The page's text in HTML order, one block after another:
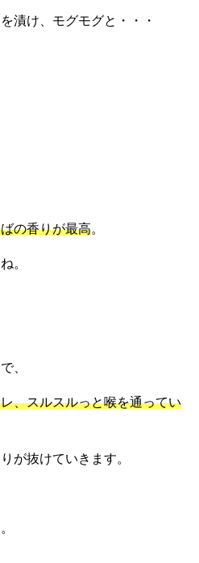
漬け、モグモグと・・・
の香りが最高。
。
、
、スルスルっと喉を通ってい
が抜けていきます。